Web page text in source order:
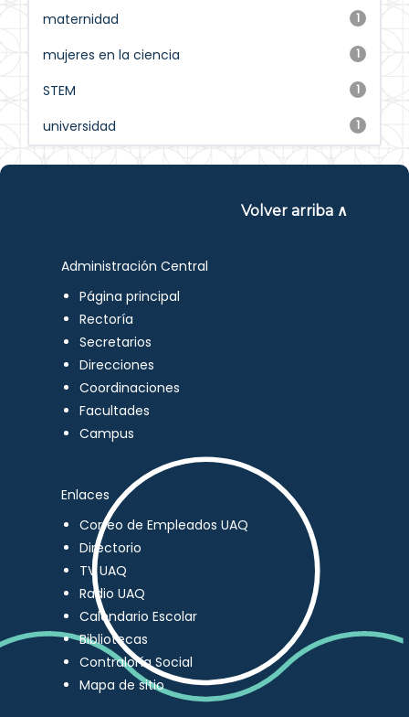
1
maternidad
1
mujeres en la ciencia
1
STEM
1
universidad
Volver arriba ∧
Administración Central
Página principal
Rectoría
Secretarios
Direcciones
Coordinaciones
Facultades
Campus
Enlaces
Correo de Empleados UAQ
Directorio
TV UAQ
Radio UAQ
Calendario Escolar
Bibliotecas
Contraloría Social
Mapa de sitio